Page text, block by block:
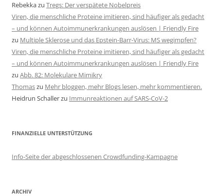
Rebekkazu Tregs: Der verspätete Nobelpreis
Viren, die menschliche Proteine imitieren, sind häufiger als gedacht
– und können Autoimmunerkrankungen auslösen | Friendly Fire
zu Multiple Sklerose und das Epstein-Barr-Virus: MS wegimpfen?
Viren, die menschliche Proteine imitieren, sind häufiger als gedacht
– und können Autoimmunerkrankungen auslösen | Friendly Fire
zu Abb. 82: Molekulare Mimikry
Thomaszu Mehr bloggen, mehr Blogs lesen, mehr kommentieren.
Heidrun Schallerzu Immunreaktionen auf SARS-CoV-2
FINANZIELLE UNTERSTÜTZUNG
Info-Seite der abgeschlossenen Crowdfunding-Kampagne
ARCHIV